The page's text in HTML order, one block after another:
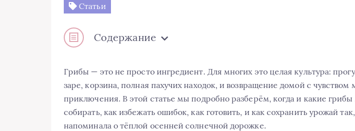
Статьи
Содержание
Грибы — это не просто ингредиент. Для многих это целая культура:
заре, корзина, полная пахучих находок, и возвращение домой с чувством
приключения. В этой статье мы подробно разберём, когда и какие
собирать, как избежать ошибок, как готовить, и как сохранить урожай
напоминала о тёплой осенней солнечной дорожке.